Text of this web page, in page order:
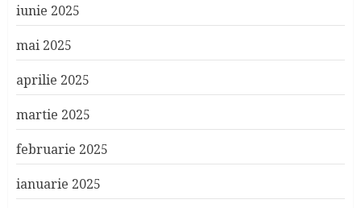
iunie 2025
mai 2025
aprilie 2025
martie 2025
februarie 2025
ianuarie 2025